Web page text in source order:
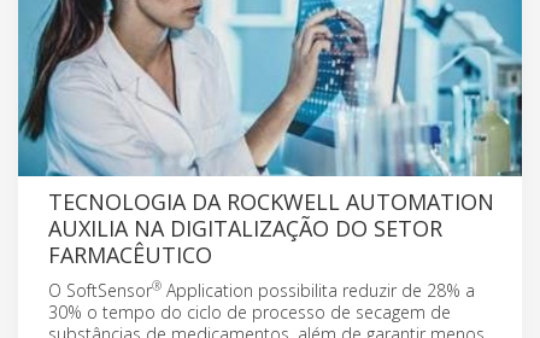
TECNOLOGIA DA ROCKWELL AUTOMATION
AUXILIA NA DIGITALIZAÇÃO DO SETOR
FARMACÊUTICO
O SoftSensor® Application possibilita reduzir de 28% a
30% o tempo do ciclo de processo de secagem de